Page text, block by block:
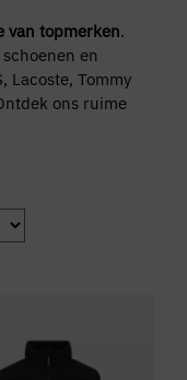
van topmerken.
en
Lacoste, Tommy
ons ruime